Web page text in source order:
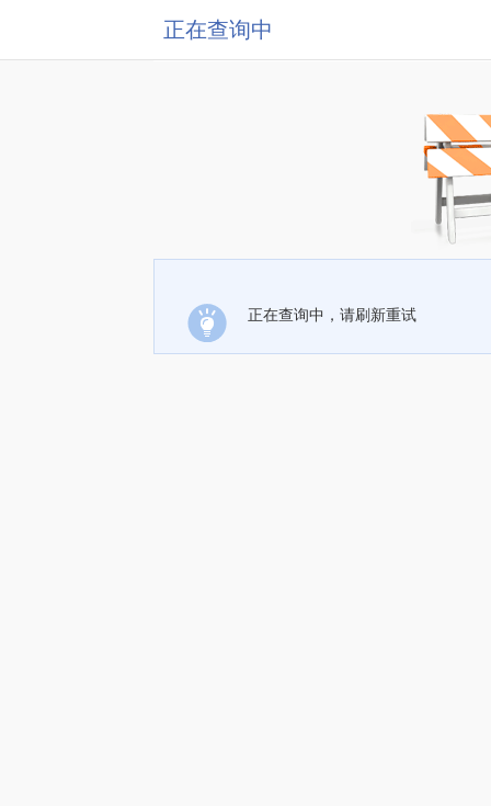
正在查询中
正在查询中，请刷新重试